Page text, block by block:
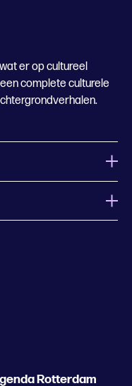
Rotterdam
er op cultureel
complete culturele